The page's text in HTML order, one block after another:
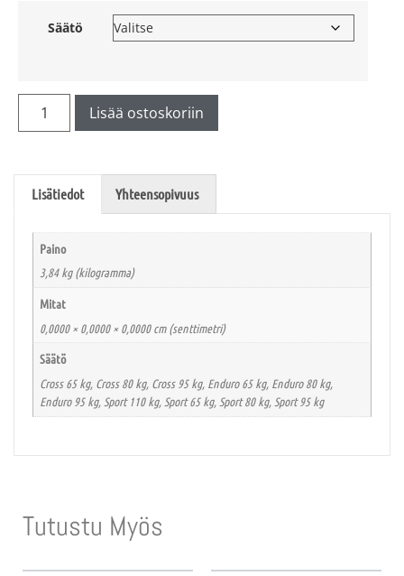
Säätö
Lisää ostoskoriin
Lisätiedot Yhteensopivuus
Paino
3,84 kg (kilogramma)
Mitat
0,0000 × 0,0000 × 0,0000 cm (senttimetri)
Säätö
Cross 65 kg, Cross 80 kg, Cross 95 kg, Enduro 65 kg, Enduro 80 kg,
Enduro 95 kg, Sport 110 kg, Sport 65 kg, Sport 80 kg, Sport 95 kg
Tutustu Myös